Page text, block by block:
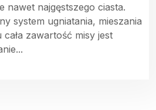
nawet najgęstszego ciasta.
system ugniatania, mieszania
zawartość misy jest